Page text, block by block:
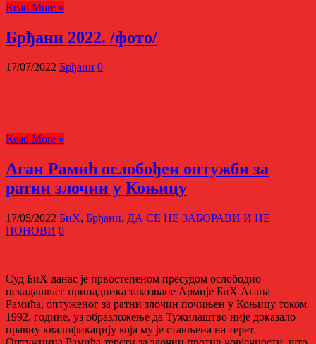
Read More »
Брђани 2022. /фото/
17/07/2022 Брђани 0
Read More »
Аган Рамић ослобођен оптужби за
ратни злочин у Коњицу
17/05/2022 БиХ, Брђани, ДА СЕ НЕ ЗАБОРАВИ И НЕ
ПОНОВИ 0
Суд БиХ данас је првостепеном пресудом ослободио
некадашњег припадника такозване Армије БиХ Агана
Рамића, оптуженог за ратни злочин почињен у Коњицу током
1992. године, уз образложење да Тужилаштво није доказало
правну квалификацију која му је стављена на терет.